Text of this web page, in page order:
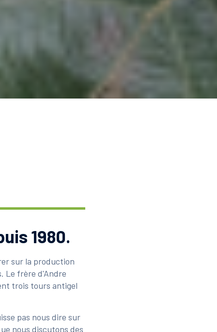
1980.
sur la production
Le frère d'Andre
trois tours antigel
pas nous dire sur
nous discutons des